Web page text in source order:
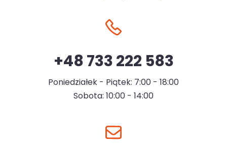
+48 733 222 583
Poniedziałek - Piątek: 7:00 - 18:00
Sobota: 10:00 - 14:00